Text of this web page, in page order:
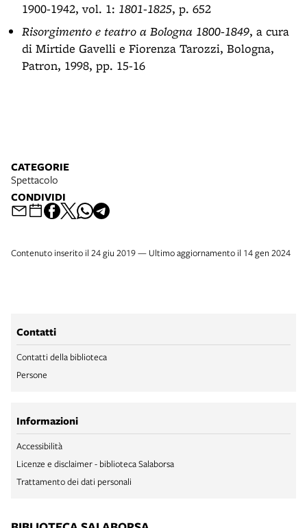
1900-1942, vol. 1: 1801-1825, p. 652
Risorgimento e teatro a Bologna 1800-1849, a cura
di Mirtide Gavelli e Fiorenza Tarozzi, Bologna,
Patron, 1998, pp. 15-16
CATEGORIE
Spettacolo
CONDIVIDI
Contenuto inserito il 24 giu 2019 — Ultimo aggiornamento il 14 gen 2024
Contatti
Contatti della biblioteca
Persone
Informazioni
Accessibilità
Licenze e disclaimer - biblioteca Salaborsa
Trattamento dei dati personali